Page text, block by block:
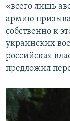
«всего лишь
армию
собственно к
украинских
российская
предложил